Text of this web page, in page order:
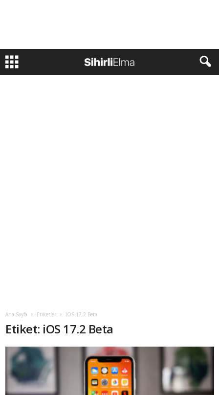
Ana Sayfa Etiketler IOS 17.2 Beta
Etiket: iOS 17.2 Beta